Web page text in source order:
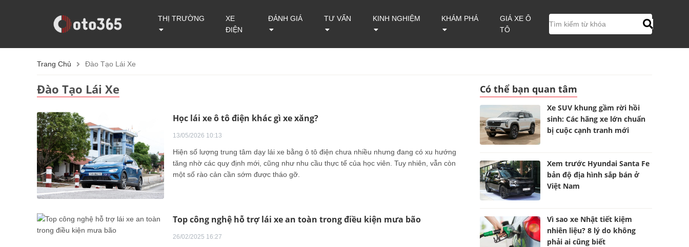
THỊ TRƯỜNG
XE
ĐIỆN
ĐÁNH GIÁ TƯ VẤN KINH NGHIỆM KHÁM PHÁ
GIÁ XE Ô
TÔ
Trang Chủ Đào Tạo Lái Xe
Đào Tạo Lái Xe
Học lái xe ô tô điện khác gì xe xăng?
13/05/2026 10:13
Hiện số lượng trung tâm dạy lái xe bằng ô tô điện chưa nhiều nhưng đang có xu hướng
tăng nhờ các quy định mới, cũng như nhu cầu thực tế của học viên. Tuy nhiên, vẫn còn
một số rào cản cần sớm được tháo gỡ.
Top công nghệ hỗ trợ lái xe an toàn trong điều kiện mưa bão
26/02/2025 16:27
Có thể bạn quan tâm
Xe SUV khung gầm rời hồi
sinh: Các hãng xe lớn chuẩn
bị cuộc cạnh tranh mới
Xem trước Hyundai Santa Fe
bản độ địa hình sắp bán ở
Việt Nam
Vì sao xe Nhật tiết kiệm
nhiên liệu? 8 lý do không
phải ai cũng biết